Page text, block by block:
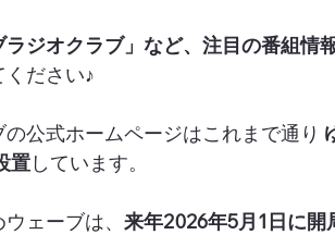
ラジオクラブ」など、注目の番組情
ださい♪
公式ホームページはこれまで通り
置しています。
ェーブは、 来年2026年5月1日に開